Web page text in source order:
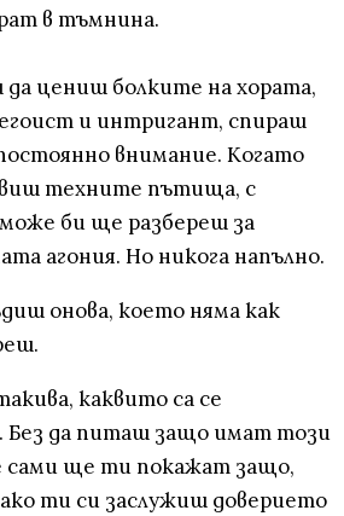
в тъмнина.
да цениш болките на хората,
и интригант, спираш
внимание. Когато
техните пътища, с
би ще разбереш за
агония. Но никога напълно.
онова, което няма как
каквито са се
Без да питаш защо имат този
сами ще ти покажат защо,
ти си заслужиш доверието